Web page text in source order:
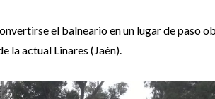
el balneario en un lugar de paso
la actual Linares (Jaén).